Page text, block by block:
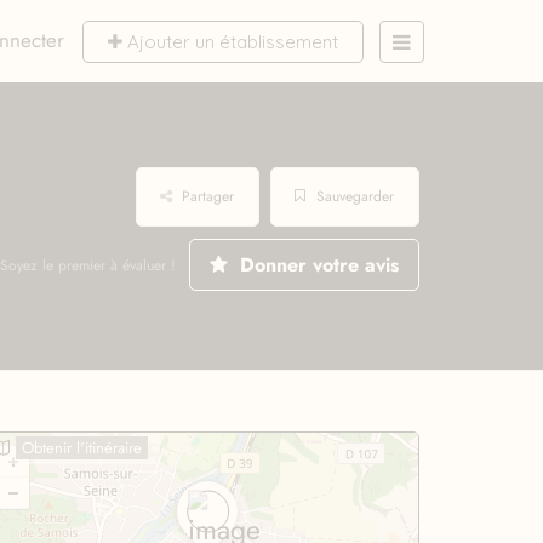
Ajouter un établissement
Sauvegarder
Partager
Soyez le premier à évaluer ! Donner votre avis
Obtenir l'itinéraire